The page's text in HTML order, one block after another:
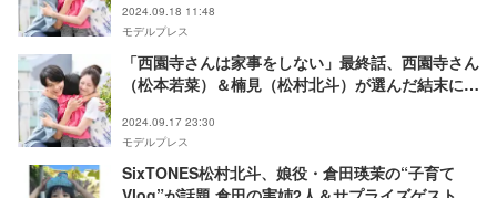
2024.09.18 11:48
モデルプレス
「西園寺さんは家事をしない」最終話、西園寺さん
（松本若菜）＆楠見（松村北斗）が選んだ結末に
2024.09.17 23:30
モデルプレス
SixTONES松村北斗、娘役・倉田瑛茉の“子育て